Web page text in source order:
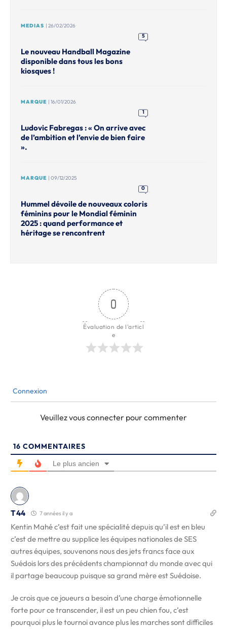
MEDIAS | 26/02/2026
5
Le nouveau Handball Magazine
disponible dans tous les bons
kiosques !
MARQUE | 16/01/2026
1
Ludovic Fabregas : « On arrive avec
de l’ambition et l’envie de bien faire
».
MARQUE | 09/12/2025
0
Hummel dévoile de nouveaux coloris
féminins pour le Mondial féminin
2025 : quand performance et
héritage se rencontrent
0
Évaluation de l'articl
e
Connexion
Veuillez vous connecter pour commenter
16 COMMENTAIRES
Le plus ancien
T44 7 années il y a
Kentin Mahé c’est fait une spécialité depuis qu’il est en bleu
c’est de mettre au supplice les équipes nationales de SES
autres équipes, souvenons nous des jets francs face aux
Suédois lors des précédents championnat du monde avec qui
il partage beaucoup puisque sa grand mère est Suédoise.
Je crois que ce joueurs a besoin d’une charge émotionnelle
forte pour ce transcender, il est un peu chien fou, c’est
pourquoi plus le tournoi avance plus les marches sont difficiles